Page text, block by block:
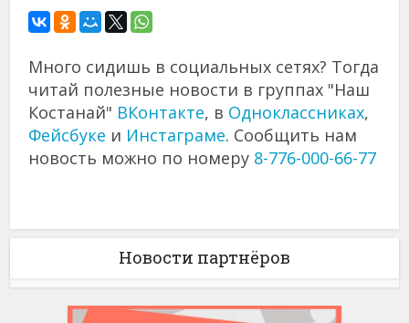
Много сидишь в социальных сетях? Тогда
читай полезные новости в группах "Наш
Костанай" ВКонтакте, в Одноклассниках,
Фейсбуке и Инстаграме. Сообщить нам
новость можно по номеру 8-776-000-66-77
Новости партнёров